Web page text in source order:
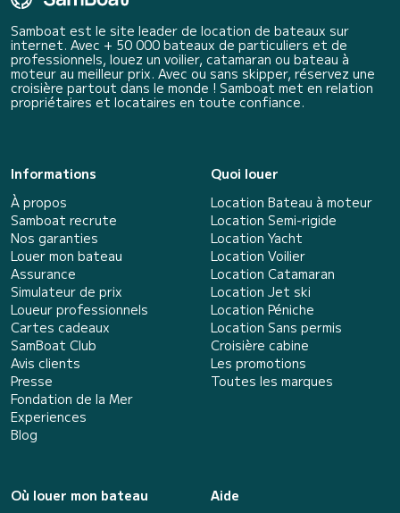
Samboat est le site leader de location de bateaux sur
internet. Avec + 50 000 bateaux de particuliers et de
professionnels, louez un voilier, catamaran ou bateau à
moteur au meilleur prix. Avec ou sans skipper, réservez une
croisière partout dans le monde ! Samboat met en relation
propriétaires et locataires en toute confiance.
Informations
À propos
Samboat recrute
Nos garanties
Louer mon bateau
Assurance
Simulateur de prix
Loueur professionnels
Cartes cadeaux
SamBoat Club
Avis clients
Presse
Fondation de la Mer
Experiences
Blog
Quoi louer
Location Bateau à moteur
Location Semi-rigide
Location Yacht
Location Voilier
Location Catamaran
Location Jet ski
Location Péniche
Location Sans permis
Croisière cabine
Les promotions
Toutes les marques
Où louer mon bateau
Aide